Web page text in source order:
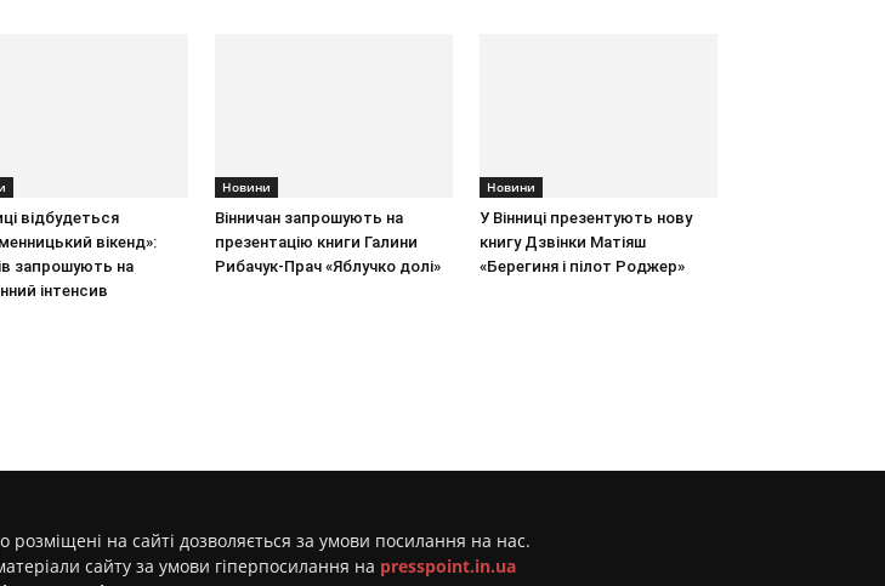
відбудеться
вікенд»:
запрошують на
інтенсив
Новини
Вінничан запрошують на
презентацію книги Галини
Рибачук-Прач «Яблучко долі»
Новини
У Вінниці презентують нову
книгу Дзвінки Матіяш
«Берегиня і пілот Роджер»
на сайті дозволяється за умови посилання на нас.
сайту за умови гіперпосилання на presspoint.in.ua